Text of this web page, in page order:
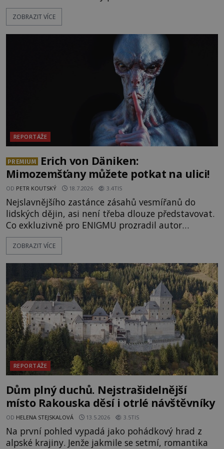
fungují jako anomální zóny, kde selhává lidské
vnímání času i prostoru. Geologické anomálie hory
badatelé zde odkrývají indicie, které propojují
prastaré pohanské kulty, keltské svatyně a zprávy
ZOBRAZIT VÍCE
REPORTÁŽE
PREMIUM
Erich von Däniken:
Mimozemšťany můžete potkat na ulici!
OD PETR KOUTSKÝ 18.7.2026 3.4TIS
Nejslavnějšího zastánce zásahů vesmířanů do
lidských dějin, asi není třeba dlouze představovat.
Co exkluzivně pro ENIGMU prozradil autor
Vzpomínek na budoucnost, švýcarský badatel
Erich von Däniken? Orbitální stanice Viking 1
je umělá družice od povrchu Marsu vzdálena asi
1873 kilometrů, nachá
ZOBRAZIT VÍCE
REPORTÁŽE
Dům plný duchů. Nejstrašidelnější
místo Rakouska děsí i otrlé návštěvníky
OD HELENA STEJSKALOVÁ 13.5.2026 3.5TIS
Na první pohled vypadá jako pohádkový hrad z
alpské krajiny. Jenže jakmile se setmí, romantika